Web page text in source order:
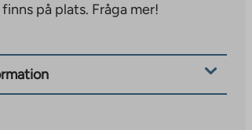
på plats. Fråga mer!